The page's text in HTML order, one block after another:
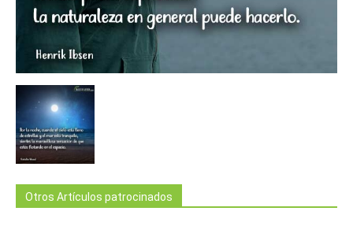
Otros Artículos patrocinados